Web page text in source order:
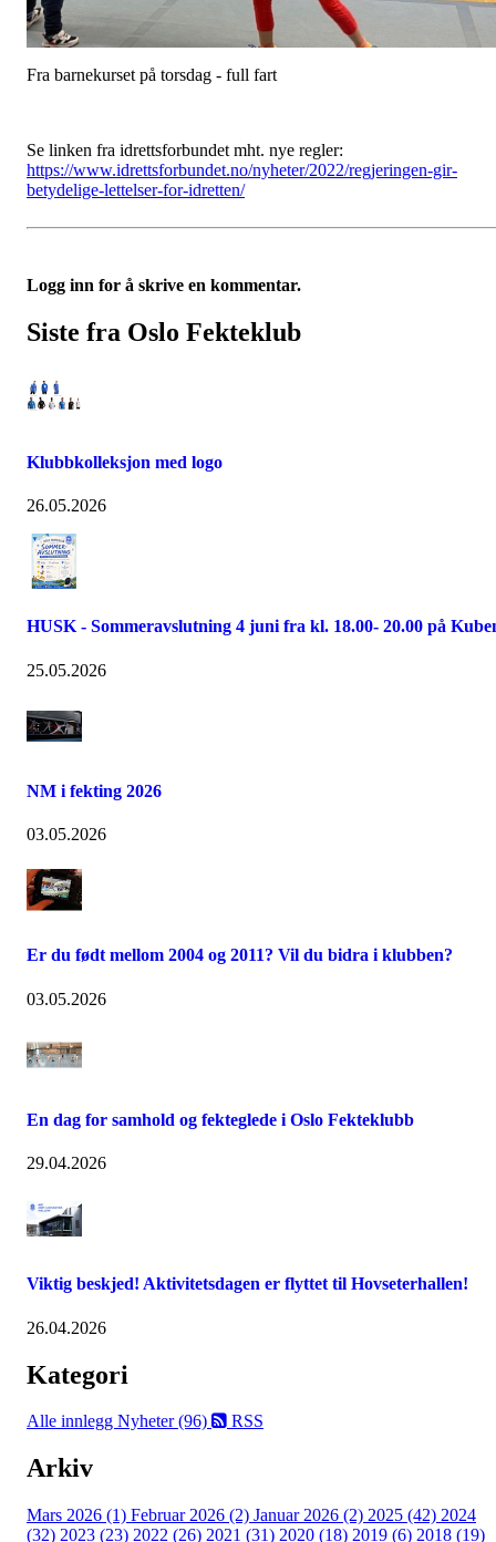
Fra barnekurset på torsdag - full fart
Se linken fra idrettsforbundet mht. nye regler:
https://www.idrettsforbundet.no/nyheter/2022/regjeringen-gir-
betydelige-lettelser-for-idretten/
Logg inn for å skrive en kommentar.
Siste fra Oslo Fekteklub
Klubbkolleksjon med logo
26.05.2026
HUSK - Sommeravslutning 4 juni fra kl. 18.00- 20.00 på
25.05.2026
NM i fekting 2026
03.05.2026
Er du født mellom 2004 og 2011? Vil du bidra i klubben?
03.05.2026
En dag for samhold og fekteglede i Oslo Fekteklubb
29.04.2026
Viktig beskjed! Aktivitetsdagen er flyttet til Hovseterhallen!
26.04.2026
Kategori
Alle innlegg Nyheter (96) RSS
Arkiv
Mars 2026 (1) Februar 2026 (2) Januar 2026 (2) 2025 (42) 2024
(32) 2023 (23) 2022 (26) 2021 (31) 2020 (18) 2019 (6) 2018 (19)